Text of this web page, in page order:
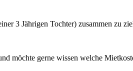
3 Jährigen Tochter) zusammen zu
möchte gerne wissen welche